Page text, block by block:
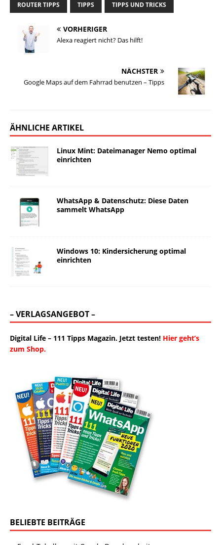
ROUTER TIPPS TIPPS TIPPS UND TRICKS
VORHERIGER
Alexa reagiert nicht? Das hilft!
NÄCHSTER
Google Maps auf dem Fahrrad benutzen – Tipps
ÄHNLICHE ARTIKEL
Linux Mint: Dateimanager Nemo optimal
einrichten
WhatsApp & Datenschutz: Diese Daten
sammelt WhatsApp
Windows 10: Kindersicherung optimal
einrichten
– VERLAGSANGEBOT –
Digital Life – 111 Tipps Magazin. Jetzt testen! Hier geht’s
zum Shop.
BELIEBTE BEITRÄGE